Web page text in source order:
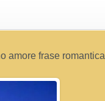
amore frase romantica